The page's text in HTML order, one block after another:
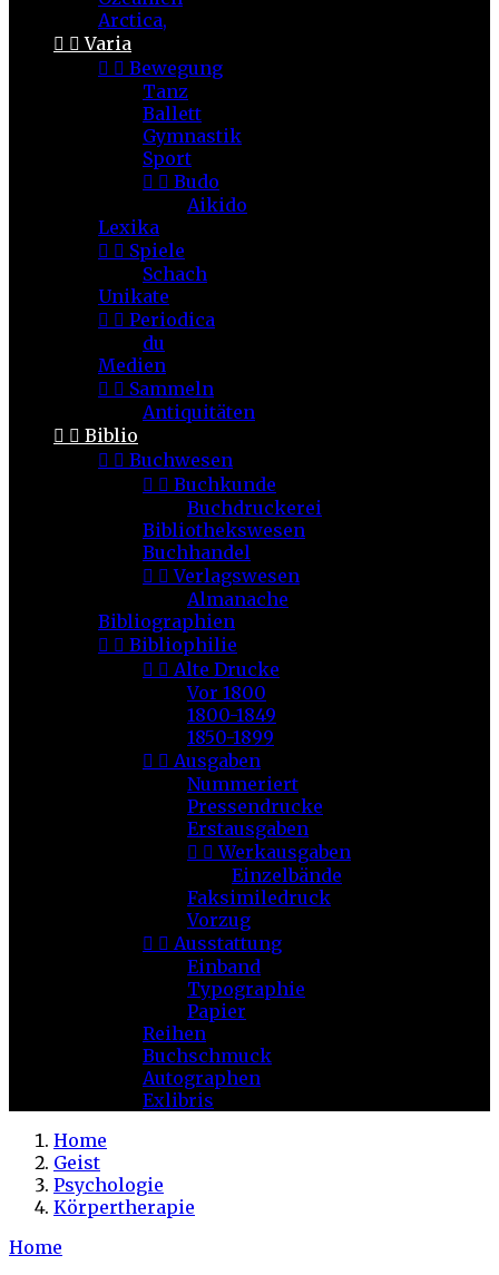
Arctica,
  Varia
  Bewegung
Tanz
Ballett
Gymnastik
Sport
  Budo
Aikido
Lexika
  Spiele
Schach
Unikate
  Periodica
du
Medien
  Sammeln
Antiquitäten
  Biblio
  Buchwesen
  Buchkunde
Buchdruckerei
Bibliothekswesen
Buchhandel
  Verlagswesen
Almanache
Bibliographien
  Bibliophilie
  Alte Drucke
Vor 1800
1800-1849
1850-1899
  Ausgaben
Nummeriert
Pressendrucke
Erstausgaben
  Werkausgaben
Einzelbände
Faksimiledruck
Vorzug
  Ausstattung
Einband
Typographie
Papier
Reihen
Buchschmuck
Autographen
Exlibris
Home
Geist
Psychologie
Körpertherapie
Home